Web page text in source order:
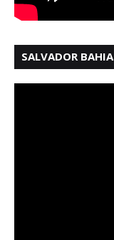
SALVADOR BAHIA